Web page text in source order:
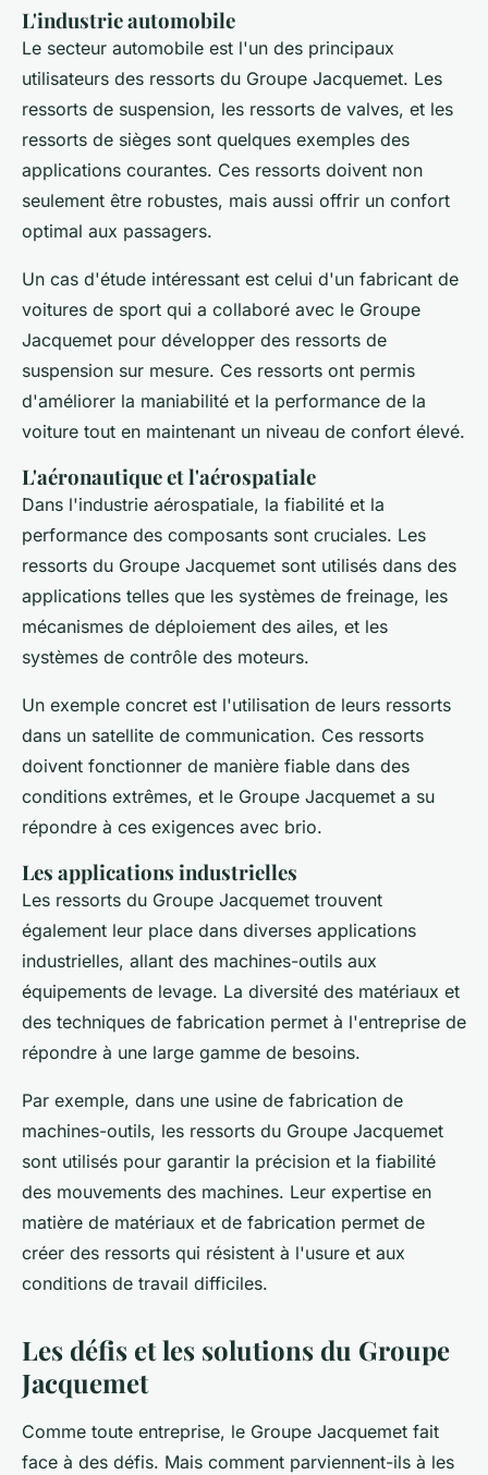
L'industrie automobile
Le secteur automobile est l'un des principaux
utilisateurs des ressorts du Groupe Jacquemet. Les
ressorts de suspension, les ressorts de valves, et les
ressorts de sièges sont quelques exemples des
applications courantes. Ces ressorts doivent non
seulement être robustes, mais aussi offrir un confort
optimal aux passagers.
Un cas d'étude intéressant est celui d'un fabricant de
voitures de sport qui a collaboré avec le Groupe
Jacquemet pour développer des ressorts de
suspension sur mesure. Ces ressorts ont permis
d'améliorer la maniabilité et la performance de la
voiture tout en maintenant un niveau de confort élevé.
L'aéronautique et l'aérospatiale
Dans l'industrie aérospatiale, la fiabilité et la
performance des composants sont cruciales. Les
ressorts du Groupe Jacquemet sont utilisés dans des
applications telles que les systèmes de freinage, les
mécanismes de déploiement des ailes, et les
systèmes de contrôle des moteurs.
Un exemple concret est l'utilisation de leurs ressorts
dans un satellite de communication. Ces ressorts
doivent fonctionner de manière fiable dans des
conditions extrêmes, et le Groupe Jacquemet a su
répondre à ces exigences avec brio.
Les applications industrielles
Les ressorts du Groupe Jacquemet trouvent
également leur place dans diverses applications
industrielles, allant des machines-outils aux
équipements de levage. La diversité des matériaux et
des techniques de fabrication permet à l'entreprise de
répondre à une large gamme de besoins.
Par exemple, dans une usine de fabrication de
machines-outils, les ressorts du Groupe Jacquemet
sont utilisés pour garantir la précision et la fiabilité
des mouvements des machines. Leur expertise en
matière de matériaux et de fabrication permet de
créer des ressorts qui résistent à l'usure et aux
conditions de travail difficiles.
Les défis et les solutions du Groupe
Jacquemet
Comme toute entreprise, le Groupe Jacquemet fait
face à des défis. Mais comment parviennent-ils à les